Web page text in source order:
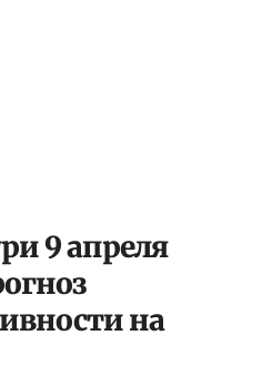
9 апреля
на